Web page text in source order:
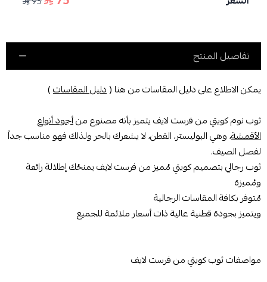
تفاصيل المنتج
يمكن الاطلاع على دليل المقاسات من هنا (دليل المقاسات)
ثوب نوم كويتي من فرست لايف يتميز بأنه مصنوع منأجود أنواع
الأقمشة، وهي البوليستر، القطن، لا يشعرك بالحر ولذلك فهو مناسب جداً
لفصل الصيف.
ثوب رجالي بتصميم كويتي مُميز من فرست لايف يمنحُك إطلالة رائعة
ومُميزة
مُتوفر بكافة المقاسات الرجالية
ويتميز بجودة قطنية عالية ذات أسعار ملائمة للجميع
مواصفات ثوب كويتي من فرست لايف